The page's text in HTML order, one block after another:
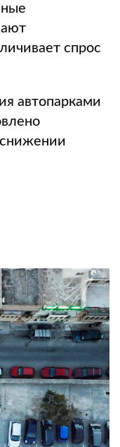
спрос
автопарками